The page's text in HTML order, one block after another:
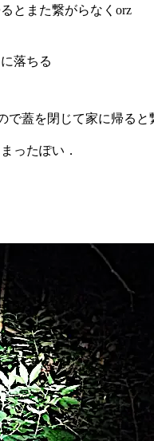
とまた繋がらなくorz
落ちる
で蓋を閉じて家に帰ると
ったぽい．